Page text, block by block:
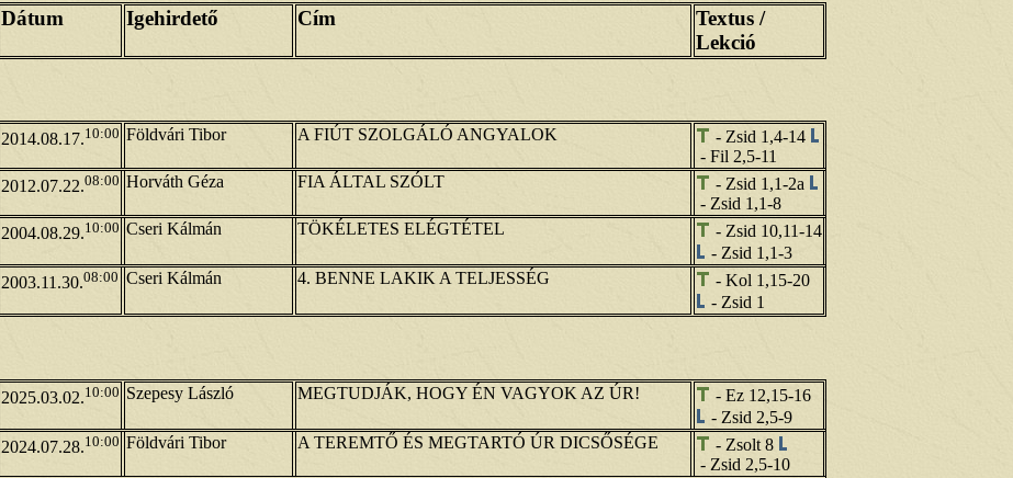
Dátum Igehirdető Cím
Textus /
Lekció
2014.08.17.10:00 Földvári Tibor A FIÚT SZOLGÁLÓ ANGYALOK
- Zsid 1,4-14
- Fil 2,5-11
2012.07.22.08:00 Horváth Géza FIA ÁLTAL SZÓLT
- Zsid 1,1-2a
- Zsid 1,1-8
2004.08.29.10:00 Cseri Kálmán TÖKÉLETES ELÉGTÉTEL
- Zsid 10,11-14
- Zsid 1,1-3
2003.11.30.08:00 Cseri Kálmán 4. BENNE LAKIK A TELJESSÉG
- Kol 1,15-20
- Zsid 1
2025.03.02.10:00 Szepesy László MEGTUDJÁK, HOGY ÉN VAGYOK AZ ÚR!
- Ez 12,15-16
- Zsid 2,5-9
2024.07.28.10:00 Földvári Tibor A TEREMTŐ ÉS MEGTARTÓ ÚR DICSŐSÉGE
- Zsolt 8
- Zsid 2,5-10